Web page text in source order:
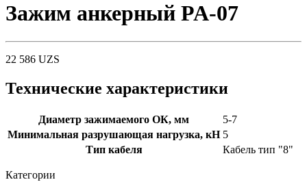
Зажим анкерный PA-07
22 586 UZS
Технические характеристики
Диаметр зажимаемого ОК, мм
5-7
Минимальная разрушающая нагрузка, кН 5
Тип кабеля
Кабель тип "8"
Категории